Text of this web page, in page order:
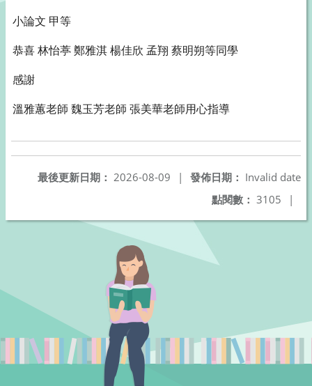
小論文 甲等
恭喜 林怡葶 鄭雅淇 楊佳欣 孟翔 蔡明朔等同學
感謝
溫雅蕙老師 魏玉芳老師 張美華老師用心指導
發佈日期： Invalid date
最後更新日期： 2026-08-09
|
點閱數： 3105 |